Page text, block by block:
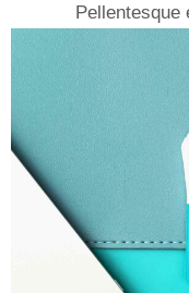
Pellentesque